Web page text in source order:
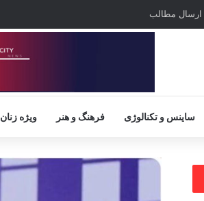
ارسال مطالب
ساینس و تکنالوژی فرهنگ و هنر ویژه زنان